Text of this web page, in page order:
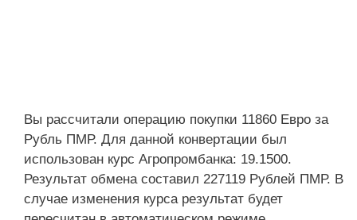
Вы рассчитали операцию покупки 11860 Евро за
Рубль ПМР. Для данной конвертации был
использован курс Агропромбанка: 19.1500.
Результат обмена составил 227119 Рублей ПМР. В
случае изменения курса результат будет